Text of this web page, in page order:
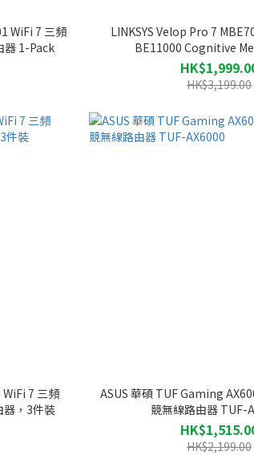
WiFi 7 三頻
器 1-Pack
LINKSYS Velop Pro 7
BE11000 Cognitive
HK$3,199.00
7 三頻
，3件裝
ASUS 華碩 TUF Gaming
競無線路由器 TUF-
HK$2,199.00